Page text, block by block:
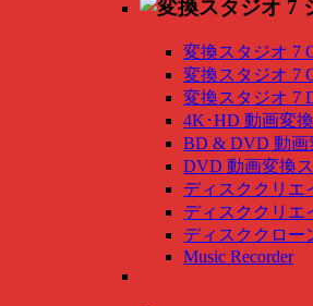
変換スタジオ 7
変換スタジオ 7
変換スタジオ 7
4K･HD 動画変
BD & DVD 動画
DVD 動画変換
ディスククリエ
ディスククリエ
ディスククロー
Music Recorder